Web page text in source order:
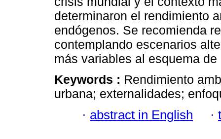
determinaron el rendimiento
endógenos. Se recomienda
contemplando escenarios
más variables al esquema
Keywords : Rendimiento
urbana; externalidades;
· abstract in English ·